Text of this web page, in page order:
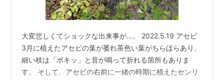
大変悲しくてショックな出来事が…。 2022.5.19 アセビ
3月に植えたアセビの葉が萎れ茶色い葉がちらほらあり、
細い枝は「ポキッ」と音が鳴って折れる箇所もありま
す。 そして、アセビの右前に一緒の時期に植えたセンリ